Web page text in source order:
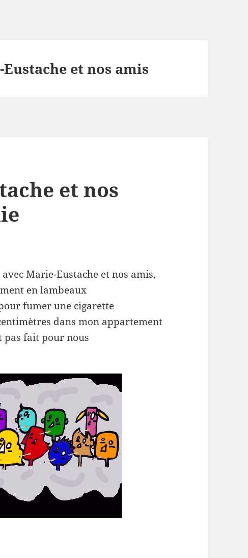
et nos amis
et nos
Marie-Eustache et nos amis,
en lambeaux
fumer une cigarette
dans mon appartement
pas fait pour nous